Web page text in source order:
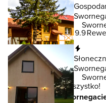
9.9
To jeszcze nie wszystko!
W lokalizacji